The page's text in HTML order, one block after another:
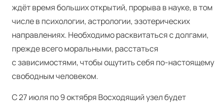
ждёт время больших открытий, прорыва в науке, в том
числе в психологии, астрологии, эзотерических
направлениях. Необходимо расквитаться с долгами,
прежде всего моральными, расстаться
с зависимостями, чтобы ощутить себя по-настоящему
свободным человеком.
С 27 июля по 9 октября Восходящий узел будет